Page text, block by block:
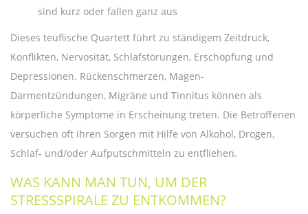
sind kurz oder fallen ganz aus
Dieses teuflische Quartett führt zu ständigem Zeitdruck,
Konflikten, Nervosität, Schlafstörungen, Erschöpfung und
Depressionen. Rückenschmerzen, Magen-
Darmentzündungen, Migräne und Tinnitus können als
körperliche Symptome in Erscheinung treten. Die Betroffenen
versuchen oft ihren Sorgen mit Hilfe von Alkohol, Drogen,
Schlaf- und/oder Aufputschmitteln zu entfliehen.
WAS KANN MAN TUN, UM DER
STRESSSPIRALE ZU ENTKOMMEN?